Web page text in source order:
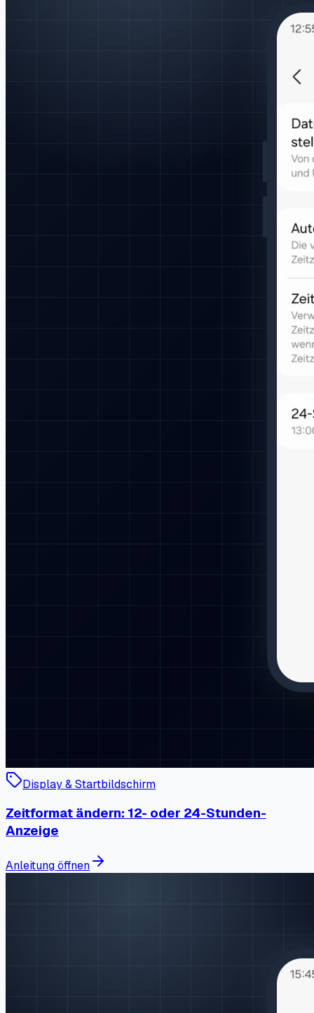
Display & Startbildschirm
Zeitformat ändern: 12- oder 24-Stunden-
Anzeige
Anleitung öffnen